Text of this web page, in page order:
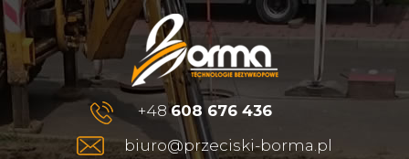
+48608 676 436
biuro@przeciski-borma.pl